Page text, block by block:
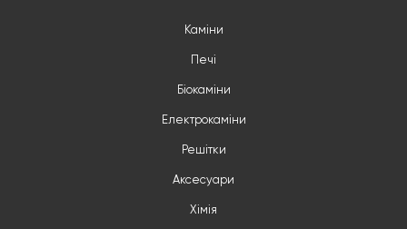
Каміни
Печі
Біокаміни
Електрокаміни
Решітки
Аксесуари
Хімія